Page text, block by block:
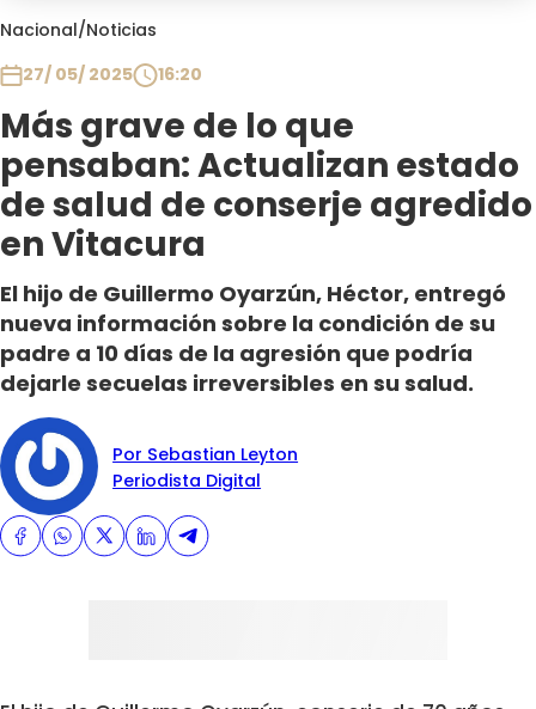
Nacional/Noticias
27/ 05/ 2025
16:20
Más grave de lo que
pensaban: Actualizan estado
de salud de conserje agredido
en Vitacura
El hijo de Guillermo Oyarzún, Héctor, entregó
nueva información sobre la condición de su
padre a 10 días de la agresión que podría
dejarle secuelas irreversibles en su salud.
Por Sebastian Leyton
Periodista Digital
Club De La Comedia
Plan Perfecto
El Tiempo
Sabingo
Todos Los Programas